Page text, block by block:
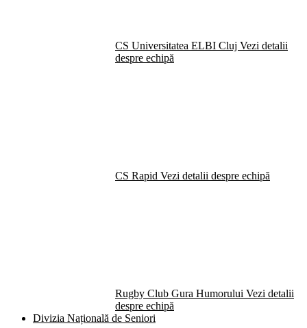
CS Universitatea ELBI Cluj Vezi detalii
despre echipă
CS Rapid Vezi detalii despre echipă
Rugby Club Gura Humorului Vezi detalii
despre echipă
Divizia Națională de Seniori